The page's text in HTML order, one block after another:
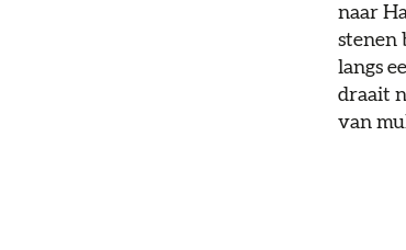
naar
stenen
langs
draait
van